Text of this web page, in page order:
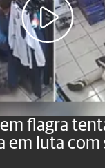
flagra
em luta com